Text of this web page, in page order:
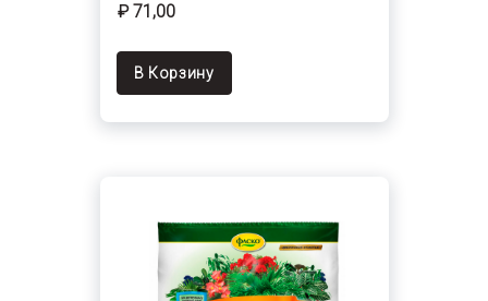
₽ 71,00
В Корзину